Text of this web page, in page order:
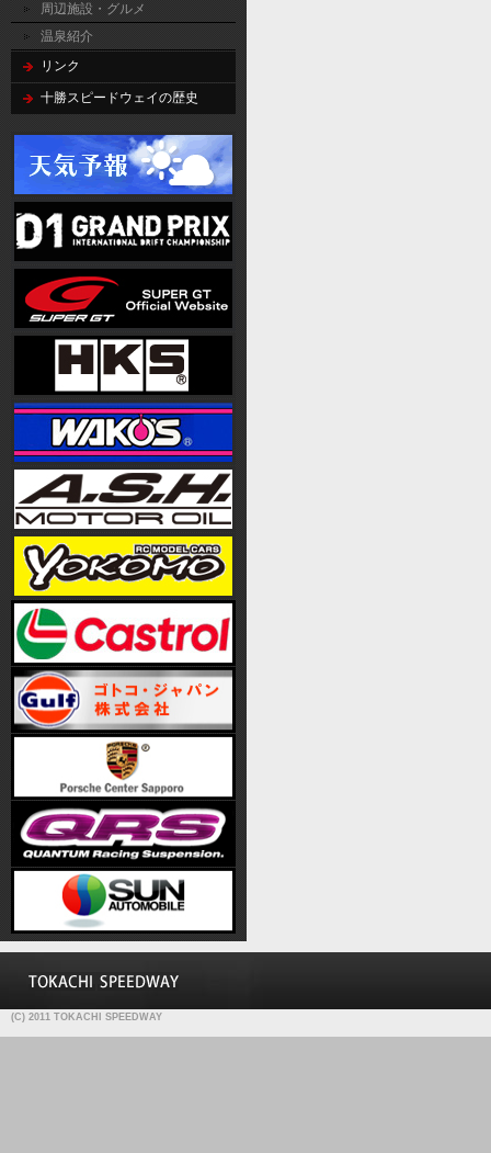
周辺施設・グルメ
温泉紹介
リンク
十勝スピードウェイの歴史
(C) 2011 TOKACHI SPEEDWAY